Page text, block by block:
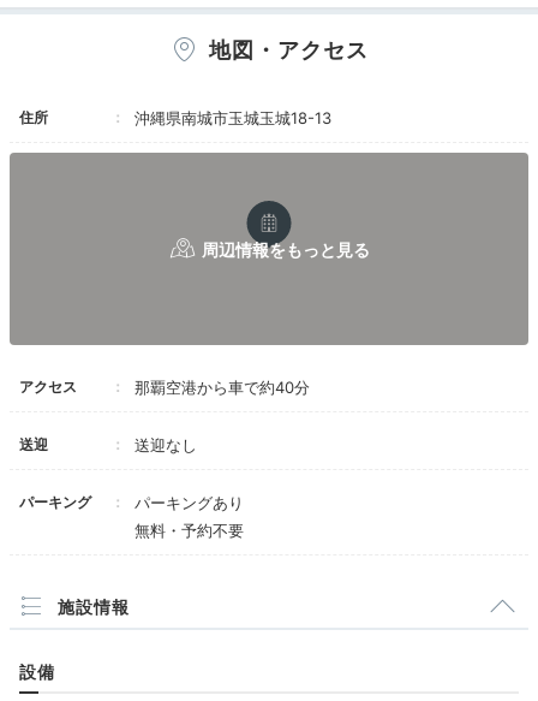
窓から眺める海の景色が絶景でした！お風呂や洗面、キ
ッチンもとてもきれいでした。
+4
「山の茶屋 楽水」で
山の茶屋 楽水 テラス席 山
森の中にあって、しかも海が見えるカフェ。
地図・アクセス
住所 沖縄県南城市玉城玉城18-13
アクセス 那覇空港から車で約40分
送迎 送迎なし
パーキング
パーキングあり
無料・予約不要
施設情報
設備